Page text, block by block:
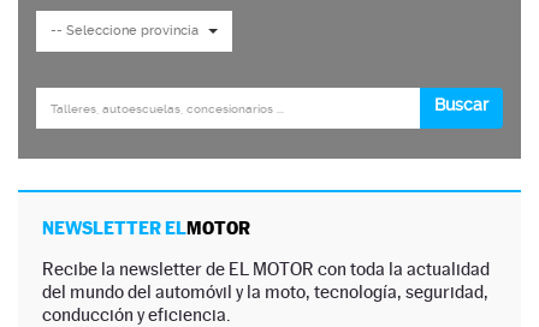
NEWSLETTER ELMOTOR
Recibe la newsletter de EL MOTOR con toda la actualidad
del mundo del automóvil y la moto, tecnología, seguridad,
conducción y eficiencia.